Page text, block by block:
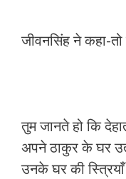
जीवनसिंह ने कहा-
तुम जानते हो कि
अपने ठाकुर के घर
उनके घर की स्त्रियाँ